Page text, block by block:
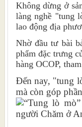
Không dừng ở
làng nghề "tung
lao động địa
Nhờ đầu tư bài
phẩm đặc trưng
hàng OCOP,
Đến nay, "tung
mà còn góp